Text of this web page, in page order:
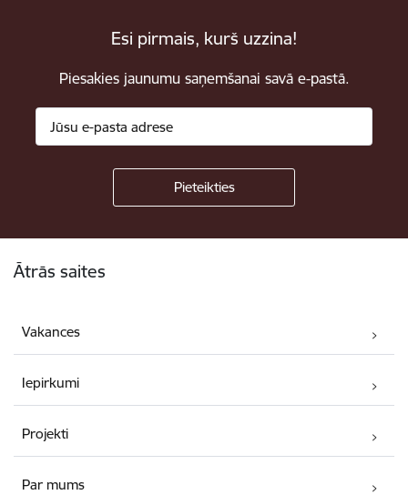
Esi pirmais, kurš uzzina!
Piesakies jaunumu saņemšanai savā e-pastā.
Ātrās saites
Vakances
Iepirkumi
Projekti
Par mums